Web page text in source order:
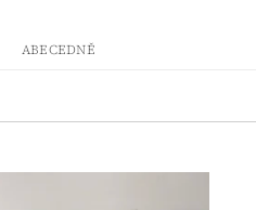
ABECEDNĚ